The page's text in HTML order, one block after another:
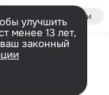
Войти
улучшить
менее 13 лет,
законный